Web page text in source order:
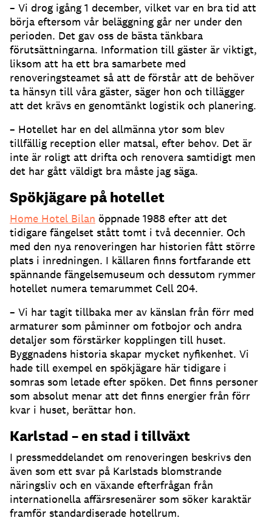
– Vi drog igång 1 december, vilket var en bra tid att
börja eftersom vår beläggning går ner under den
perioden. Det gav oss de bästa tänkbara
förutsättningarna. Information till gäster är viktigt,
liksom att ha ett bra samarbete med
renoveringsteamet så att de förstår att de behöver
ta hänsyn till våra gäster, säger hon och tillägger
att det krävs en genomtänkt logistik och planering.
– Hotellet har en del allmänna ytor som blev
tillfällig reception eller matsal, efter behov. Det är
inte är roligt att drifta och renovera samtidigt men
det har gått väldigt bra måste jag säga.
Spökjägare på hotellet
Home Hotel Bilan öppnade 1988 efter att det
tidigare fängelset stått tomt i två decennier. Och
med den nya renoveringen har historien fått större
plats i inredningen. I källaren finns fortfarande ett
spännande fängelsemuseum och dessutom rymmer
hotellet numera temarummet Cell 204.
– Vi har tagit tillbaka mer av känslan från förr med
armaturer som påminner om fotbojor och andra
detaljer som förstärker kopplingen till huset.
Byggnadens historia skapar mycket nyfikenhet. Vi
hade till exempel en spökjägare här tidigare i
somras som letade efter spöken. Det finns personer
som absolut menar att det finns energier från förr
kvar i huset, berättar hon.
Karlstad – en stad i tillväxt
I pressmeddelandet om renoveringen beskrivs den
även som ett svar på Karlstads blomstrande
näringsliv och en växande efterfrågan från
internationella affärsresenärer som söker karaktär
framför standardiserade hotellrum.